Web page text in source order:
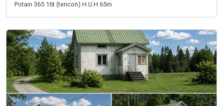
Potain 365 16t (tencon) H.U.H 65m